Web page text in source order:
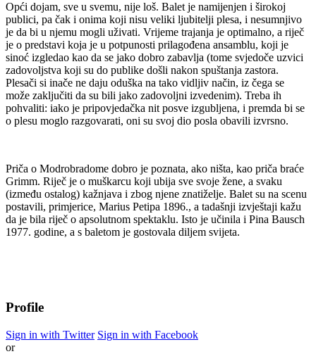
Opći dojam, sve u svemu, nije loš. Balet je namijenjen i širokoj
publici, pa čak i onima koji nisu veliki ljubitelji plesa, i nesumnjivo
je da bi u njemu mogli uživati. Vrijeme trajanja je optimalno, a riječ
je o predstavi koja je u potpunosti prilagođena ansamblu, koji je
sinoć izgledao kao da se jako dobro zabavlja (tome svjedoče uzvici
zadovoljstva koji su do publike došli nakon spuštanja zastora.
Plesači si inače ne daju oduška na tako vidljiv način, iz čega se
može zaključiti da su bili jako zadovoljni izvedenim). Treba ih
pohvaliti: iako je pripovjedačka nit posve izgubljena, i premda bi se
o plesu moglo razgovarati, oni su svoj dio posla obavili izvrsno.
Priča o Modrobradome dobro je poznata, ako ništa, kao priča braće
Grimm. Riječ je o muškarcu koji ubija sve svoje žene, a svaku
(između ostalog) kažnjava i zbog njene znatiželje. Balet su na scenu
postavili, primjerice, Marius Petipa 1896., a tadašnji izvještaji kažu
da je bila riječ o apsolutnom spektaklu. Isto je učinila i Pina Bausch
1977. godine, a s baletom je gostovala diljem svijeta.
Profile
Sign in with Twitter Sign in with Facebook
or